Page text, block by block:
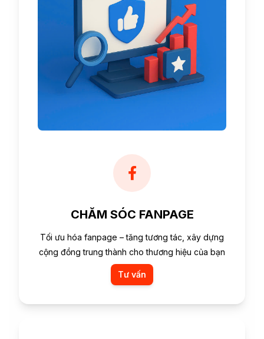
CHĂM SÓC FANPAGE
Tối ưu hóa fanpage – tăng tương tác, xây dựng
cộng đồng trung thành cho thương hiệu của bạn
Tư vấn